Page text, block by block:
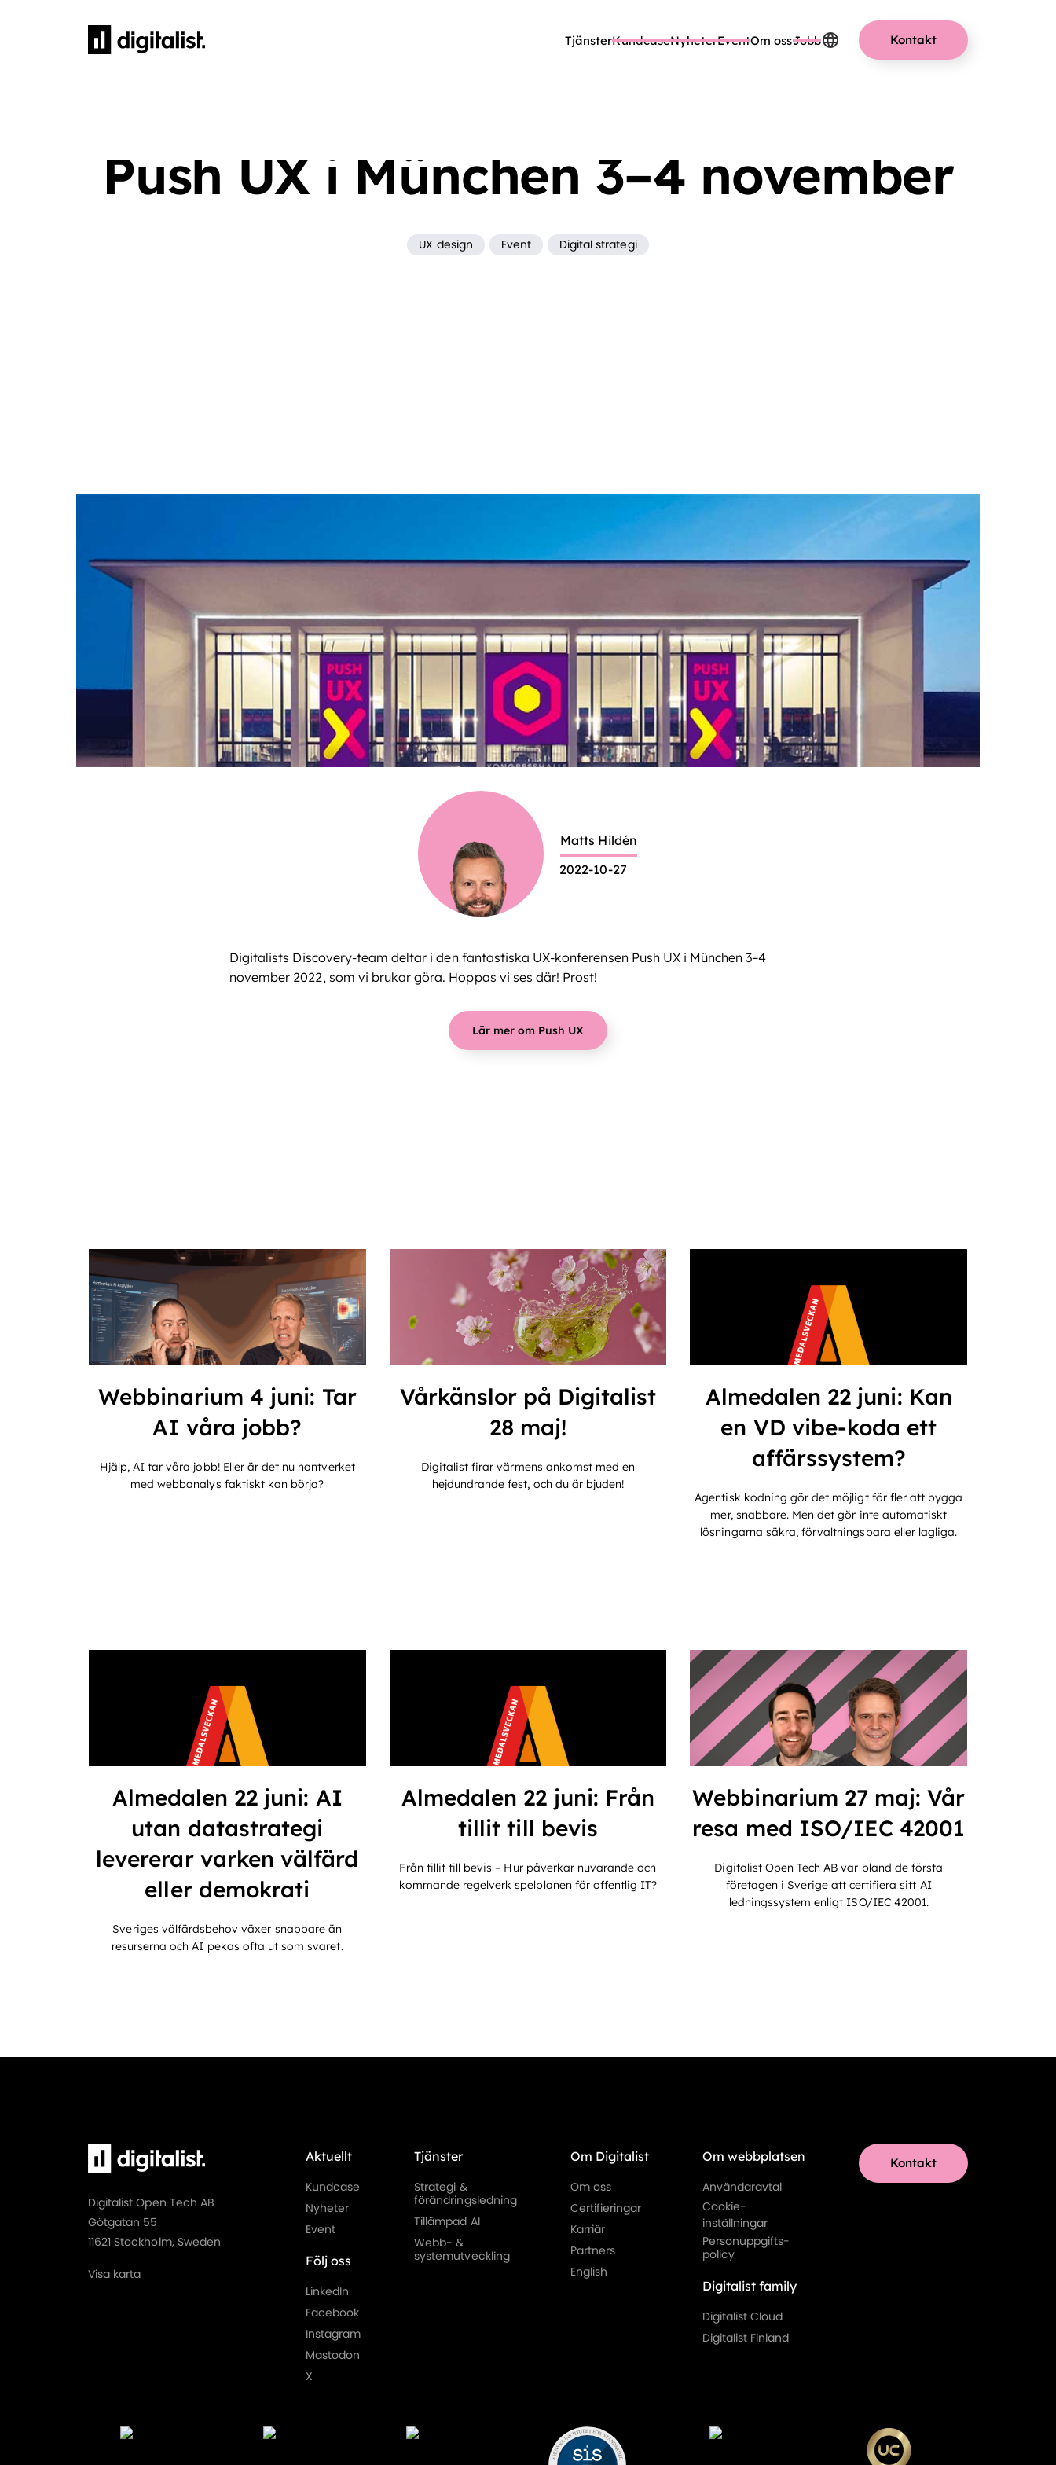
TjänsterKundcaseNyheterEventOm ossJobb Kontakt
Push UX i München 3–4 november
UX design Event Digital strategi
Matts Hildén
2022-10-27
Digitalists Discovery-team deltar i den fantastiska UX-konferensen Push UX i München 3–4
november 2022, som vi brukar göra. Hoppas vi ses där! Prost!
Lär mer om Push UX
Webbinarium 4 juni: Tar
AI våra jobb?
Hjälp, AI tar våra jobb! Eller är det nu hantverket
med webbanalys faktiskt kan börja?
Vårkänslor på Digitalist
28 maj!
Digitalist firar värmens ankomst med en
hejdundrande fest, och du är bjuden!
Almedalen 22 juni: Kan
en VD vibe-koda ett
affärssystem?
Agentisk kodning gör det möjligt för fler att bygga
mer, snabbare. Men det gör inte automatiskt
lösningarna säkra, förvaltningsbara eller lagliga.
Almedalen 22 juni: AI
utan datastrategi
levererar varken välfärd
eller demokrati
Sveriges välfärdsbehov växer snabbare än
resurserna och AI pekas ofta ut som svaret.
Almedalen 22 juni: Från
tillit till bevis
Från tillit till bevis – Hur påverkar nuvarande och
kommande regelverk spelplanen för offentlig IT?
Webbinarium 27 maj: Vår
resa med ISO/IEC 42001
Digitalist Open Tech AB var bland de första
företagen i Sverige att certifiera sitt AI
ledningssystem enligt ISO/IEC 42001.
Digitalist Open Tech AB
Götgatan 55
11621 Stockholm, Sweden
Visa karta
Aktuellt
Kundcase
Nyheter
Event
Följ oss
LinkedIn
Facebook
Instagram
Mastodon
X
Tjänster
Strategi &
förändringsledning
Tillämpad AI
Webb- &
systemutveckling
Om Digitalist
Om oss
Certifieringar
Karriär
Partners
English
Om webbplatsen
Användaravtal
Cookie-
inställningar
Personuppgifts-
policy
Digitalist family
Digitalist Cloud
Digitalist Finland
Kontakt